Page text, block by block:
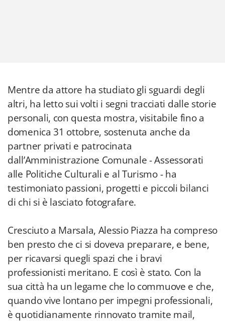
Mentre da attore ha studiato gli sguardi degli
altri, ha letto sui volti i segni tracciati dalle storie
personali, con questa mostra, visitabile fino a
domenica 31 ottobre, sostenuta anche da
partner privati e patrocinata
dall’Amministrazione Comunale - Assessorati
alle Politiche Culturali e al Turismo - ha
testimoniato passioni, progetti e piccoli bilanci
di chi si è lasciato fotografare.
Cresciuto a Marsala, Alessio Piazza ha compreso
ben presto che ci si doveva preparare, e bene,
per ricavarsi quegli spazi che i bravi
professionisti meritano. E così è stato. Con la
sua città ha un legame che lo commuove e che,
quando vive lontano per impegni professionali,
è quotidianamente rinnovato tramite mail,